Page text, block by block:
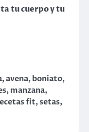
tu cuerpo y tu
,avena,boniato,
,manzana,
fit,setas,